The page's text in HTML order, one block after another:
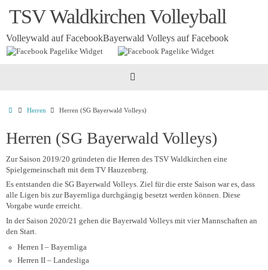
InhaltTSV Waldkirchen Volleyball
Volleywald auf FacebookBayerwald Volleys auf Facebook
Startseite
Herren Herren (SG Bayerwald Volleys)
Herren (SG Bayerwald Volleys)
Zur Saison 2019/20 gründeten die Herren des TSV Waldkirchen eine
Spielgemeinschaft mit dem TV Hauzenberg.
Es entstanden die SG Bayerwald Volleys. Ziel für die erste Saison war es, dass
alle Ligen bis zur Bayernliga durchgängig besetzt werden können. Diese
Vorgabe wurde erreicht.
In der Saison 2020/21 gehen die Bayerwald Volleys mit vier Mannschaften an
den Start.
Herren I – Bayernliga
Herren II – Landesliga